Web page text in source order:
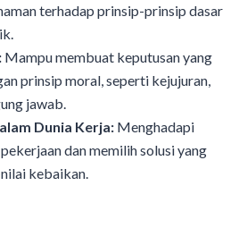
terhadap prinsip-prinsip dasar
Mampu membuat keputusan yang
prinsip moral, seperti kejujuran,
jawab.
Dunia Kerja: Menghadapi
dan memilih solusi yang
kebaikan.